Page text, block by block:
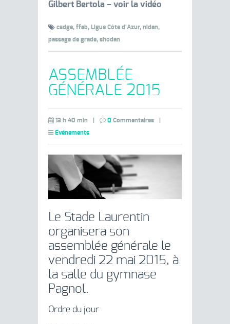
Gilbert Bertola – voir la vidéo
csdge, ffab, Ligue Côte d'Azur, nidan,
passage de grade, shodan
ASSEMBLÉE
GÉNÉRALE 2015
13 h 40 min 0 Commentaires
Evénements
Le Stade Laurentin
organisera son
assemblée générale le
vendredi 22 mai 2015, à
la salle du gymnase
Pagnol.
Ordre du jour